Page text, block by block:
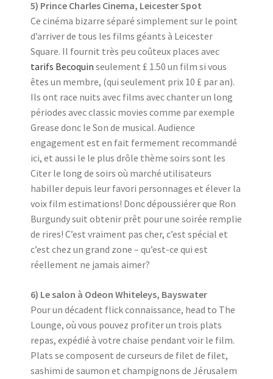
5) Prince Charles Cinema, Leicester Spot
Ce cinéma bizarre séparé simplement sur le point
d’arriver de tous les films géants à Leicester
Square. Il fournit très peu coûteux places avec
tarifs Becoquin seulement £ 1.50 un film si vous
êtes un membre, (qui seulement prix 10 £ par an).
Ils ont race nuits avec films avec chanter un long
périodes avec classic movies comme par exemple
Grease donc le Son de musical. Audience
engagement est en fait fermement recommandé
ici, et aussi le le plus drôle thème soirs sont les
Citer le long de soirs où marché utilisateurs
habiller depuis leur favori personnages et élever la
voix film estimations! Donc dépoussiérer que Ron
Burgundy suit obtenir prêt pour une soirée remplie
de rires! C’est vraiment pas cher, c’est spécial et
c’est chez un grand zone – qu’est-ce qui est
réellement ne jamais aimer?
6) Le salon à Odeon Whiteleys, Bayswater
Pour un décadent flick connaissance, head to The
Lounge, où vous pouvez profiter un trois plats
repas, expédié à votre chaise pendant voir le film.
Plats se composent de curseurs de filet de filet,
sashimi de saumon et champignons de Jérusalem